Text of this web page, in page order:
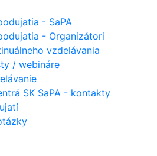
- SaPA
- Organizátori
vzdelávania
/ webináre
SK SaPA - kontakty